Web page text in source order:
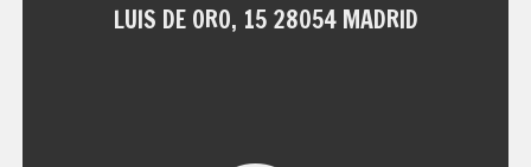
LUIS DE ORO, 15 28054 MADRID